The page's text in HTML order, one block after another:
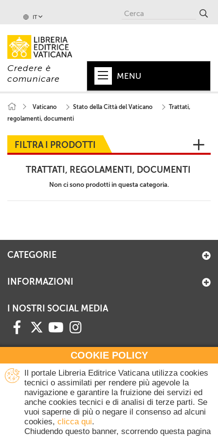
IT
Credere è
comunicare
MENU
+
VATICANO
CHIESA
MONDO
+
Vaticano Stato della Città del Vaticano
Trattati,
regolamenti, documenti
FILTRA I PRODOTTI
TRATTATI, REGOLAMENTI, DOCUMENTI
Non ci sono prodotti in questa categoria.
COOKIE POLICY
Il portale Libreria Editrice Vaticana utilizza cookies
tecnici o assimilati per rendere più agevole la
navigazione e garantire la fruizione dei servizi ed
anche cookies tecnici e di analisi di terze parti. Se
vuoi saperne di più o negare il consenso ad alcuni
cookies, clicca qui.
Chiudendo questo banner, scorrendo questa pagina
CATEGORIE
INFORMAZIONI
I NOSTRI SOCIAL MEDIA
HAI BISOGNO DI INFORMAZIONI?
Contattaci all'Ufficio Commerciale
+39 06 698 45780
Lunedì-Giovedì 8-16.30
Venerdì 8-14
(Escluse festività Vaticane)